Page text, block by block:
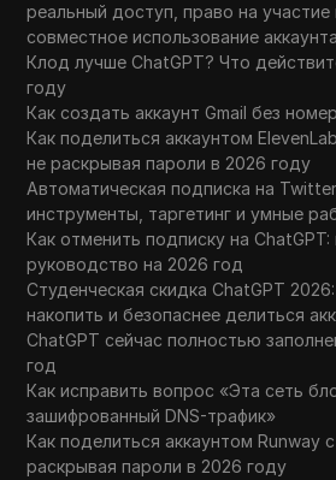
реальный доступ, право на
совместное использование аккаунта
Клод лучше ChatGPT? Что
году
Как создать аккаунт Gmail без
Как поделиться аккаунтом
не раскрывая пароли в 2026 году
Автоматическая подписка на
инструменты, таргетинг и умные
Как отменить подписку на
руководство на 2026 год
Студенческая скидка ChatGPT
накопить и безопаснее делиться
ChatGPT сейчас полностью
год
Как исправить вопрос «Эта сеть
зашифрованный DNS-трафик»
Как поделиться аккаунтом Runway
раскрывая пароли в 2026 году